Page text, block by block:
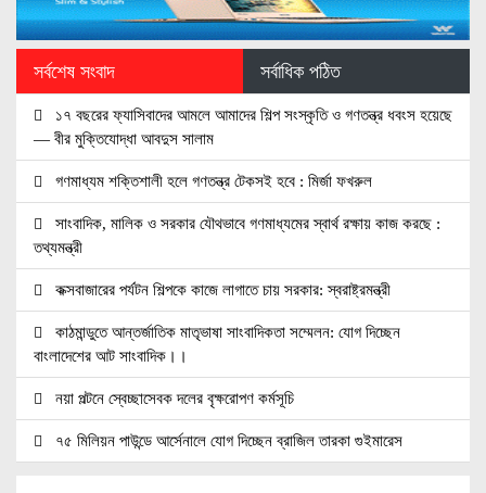
সর্বশেষ সংবাদ সর্বাধিক পঠিত
১৭ বছরের ফ্যাসিবাদের আমলে আমাদের শিল্প সংস্কৃতি ও গণতন্ত্র ধবংস হয়েছে
— বীর মুক্তিযোদ্ধা আবদুস সালাম
গণমাধ্যম শক্তিশালী হলে গণতন্ত্র টেকসই হবে : মির্জা ফখরুল
সাংবাদিক, মালিক ও সরকার যৌথভাবে গণমাধ্যমের স্বার্থ রক্ষায় কাজ করছে :
তথ্যমন্ত্রী
কক্সবাজারের পর্যটন শিল্পকে কাজে লাগাতে চায় সরকার: স্বরাষ্ট্রমন্ত্রী
কাঠমান্ডুতে আন্তর্জাতিক মাতৃভাষা সাংবাদিকতা সম্মেলন: যোগ দিচ্ছেন
বাংলাদেশের আট সাংবাদিক।।
নয়া পল্টনে স্বেচ্ছাসেবক দলের বৃক্ষরোপণ কর্মসূচি
৭৫ মিলিয়ন পাউন্ডে আর্সেনালে যোগ দিচ্ছেন ব্রাজিল তারকা গুইমারেস